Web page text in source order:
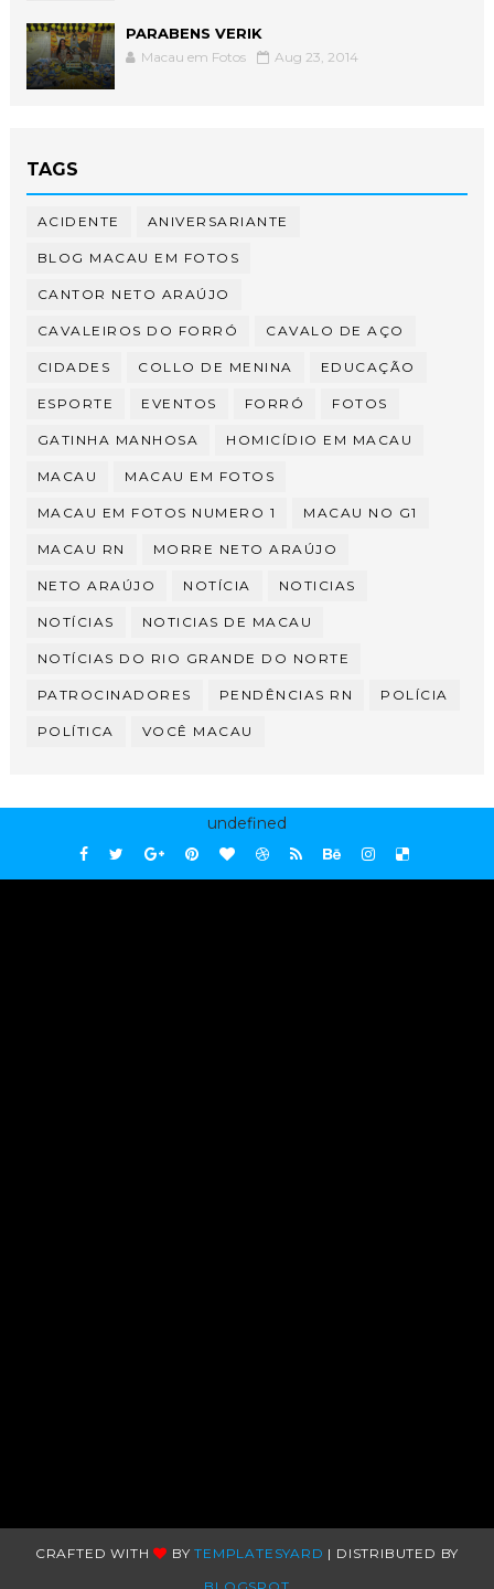
PARABENS VERIK
Macau em Fotos Aug 23, 2014
TAGS
ACIDENTE ANIVERSARIANTE
BLOG MACAU EM FOTOS
CANTOR NETO ARAÚJO
CAVALEIROS DO FORRÓ CAVALO DE AÇO
CIDADES COLLO DE MENINA EDUCAÇÃO
ESPORTE EVENTOS FORRÓ FOTOS
GATINHA MANHOSA HOMICÍDIO EM MACAU
MACAU MACAU EM FOTOS
MACAU EM FOTOS NUMERO 1 MACAU NO G1
MACAU RN MORRE NETO ARAÚJO
NETO ARAÚJO NOTÍCIA NOTICIAS
NOTÍCIAS NOTICIAS DE MACAU
NOTÍCIAS DO RIO GRANDE DO NORTE
PATROCINADORES PENDÊNCIAS RN POLÍCIA
POLÍTICA VOCÊ MACAU
undefined
CRAFTED WITH BYTEMPLATESYARD | DISTRIBUTED BY